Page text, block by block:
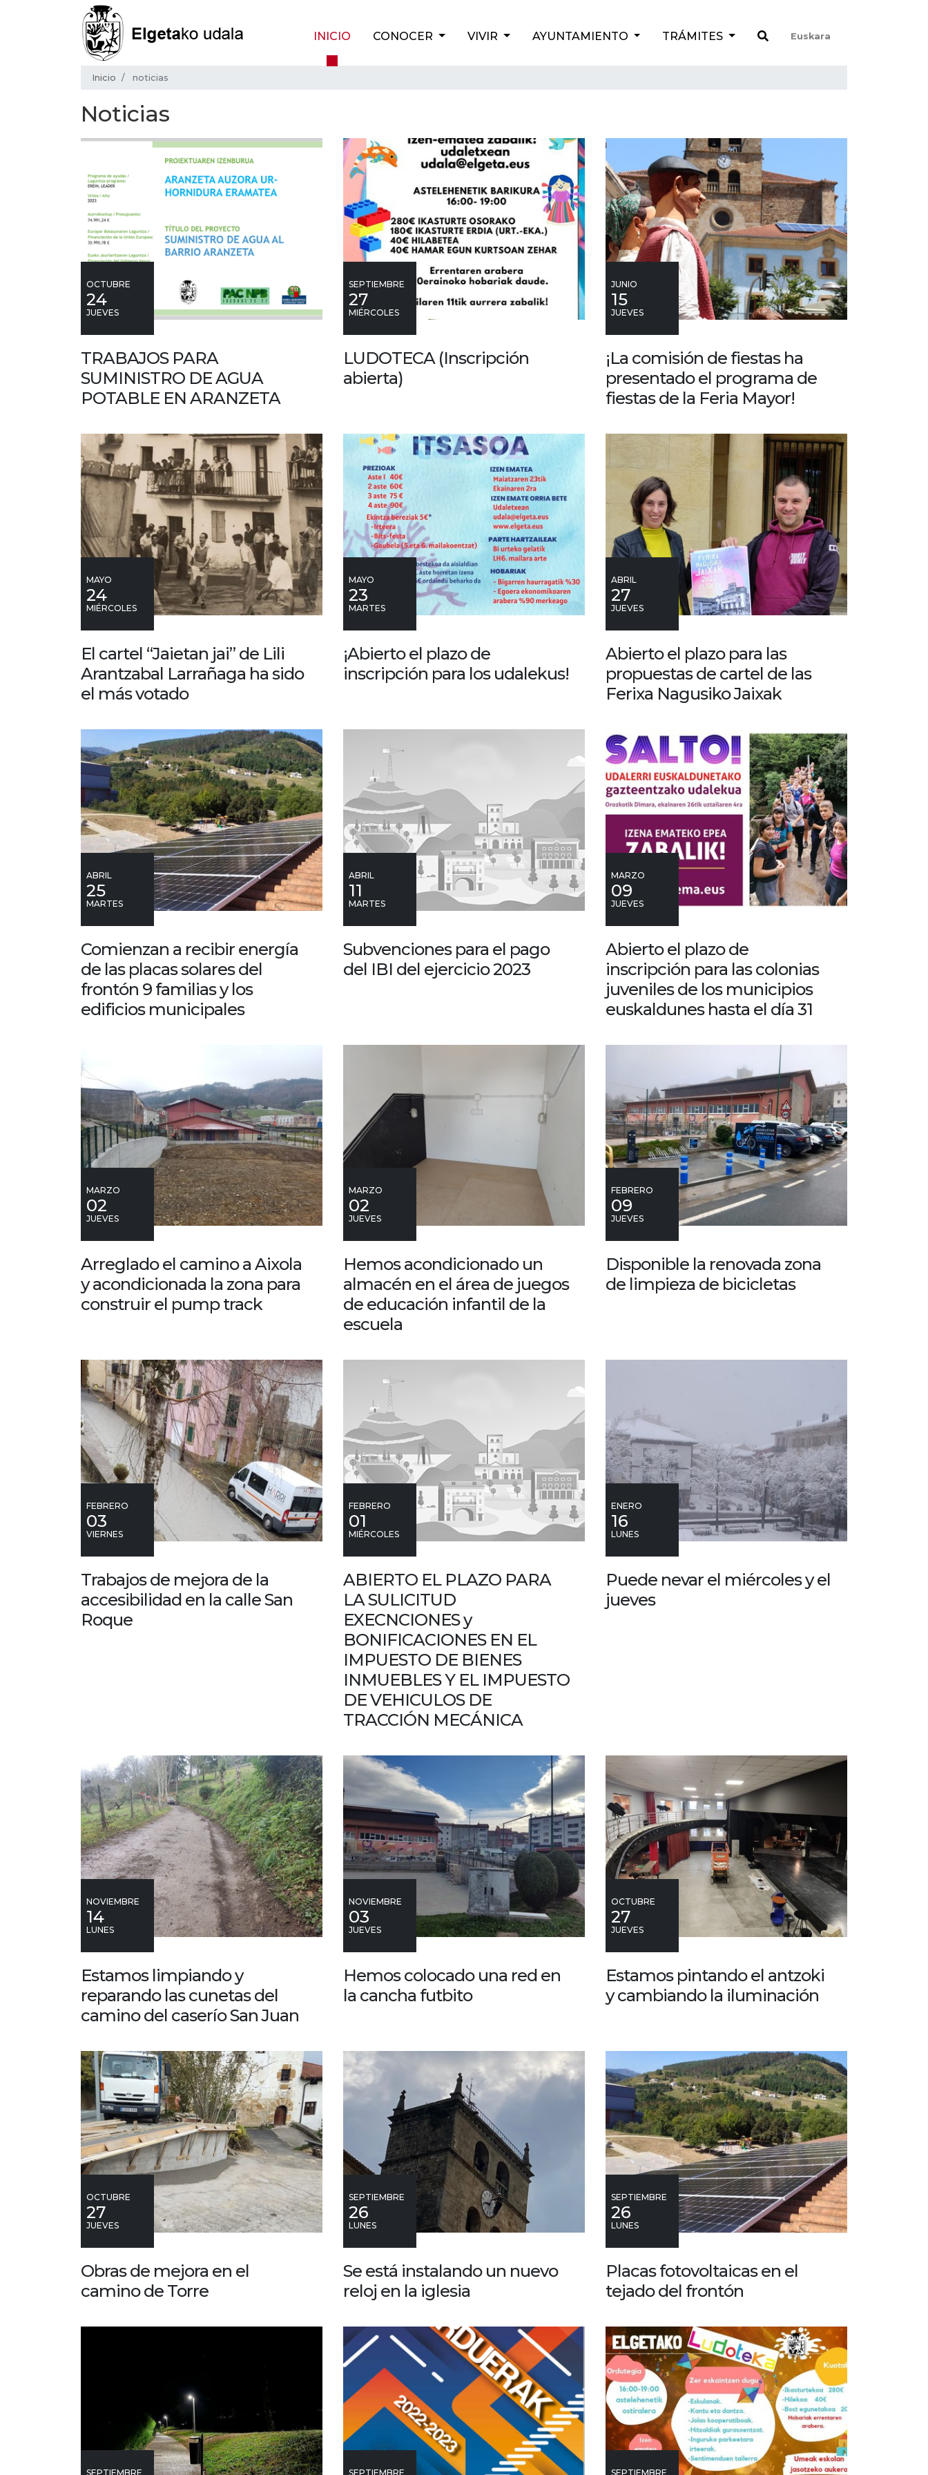
INICIO CONOCER VIVIR AYUNTAMIENTO TRÁMITES Euskara
Inicio noticias
Noticias
OCTUBRE
24
JUEVES
TRABAJOS PARA
SUMINISTRO DE AGUA
POTABLE EN ARANZETA
SEPTIEMBRE
27
MIÉRCOLES
LUDOTECA (Inscripción
abierta)
JUNIO
15
JUEVES
¡La comisión de fiestas ha
presentado el programa de
fiestas de la Feria Mayor!
MAYO
24
MIÉRCOLES
El cartel “Jaietan jai” de Lili
Arantzabal Larrañaga ha sido
el más votado
MAYO
23
MARTES
¡Abierto el plazo de
inscripción para los udalekus!
ABRIL
27
JUEVES
Abierto el plazo para las
propuestas de cartel de las
Ferixa Nagusiko Jaixak
ABRIL
25
MARTES
Comienzan a recibir energía
de las placas solares del
frontón 9 familias y los
edificios municipales
ABRIL
11
MARTES
Subvenciones para el pago
del IBI del ejercicio 2023
MARZO
09
JUEVES
Abierto el plazo de
inscripción para las colonias
juveniles de los municipios
euskaldunes hasta el día 31
MARZO
02
JUEVES
Arreglado el camino a Aixola
y acondicionada la zona para
construir el pump track
MARZO
02
JUEVES
Hemos acondicionado un
almacén en el área de juegos
de educación infantil de la
escuela
FEBRERO
09
JUEVES
Disponible la renovada zona
de limpieza de bicicletas
FEBRERO
03
VIERNES
Trabajos de mejora de la
accesibilidad en la calle San
Roque
FEBRERO
01
MIÉRCOLES
ABIERTO EL PLAZO PARA
LA SULICITUD
EXECNCIONES y
BONIFICACIONES EN EL
IMPUESTO DE BIENES
INMUEBLES Y EL IMPUESTO
DE VEHICULOS DE
TRACCIÓN MECÁNICA
ENERO
16
LUNES
Puede nevar el miércoles y el
jueves
NOVIEMBRE
14
LUNES
Estamos limpiando y
reparando las cunetas del
camino del caserío San Juan
NOVIEMBRE
03
JUEVES
Hemos colocado una red en
la cancha futbito
OCTUBRE
27
JUEVES
Estamos pintando el antzoki
y cambiando la iluminación
OCTUBRE
27
JUEVES
Obras de mejora en el
camino de Torre
SEPTIEMBRE
26
LUNES
Se está instalando un nuevo
reloj en la iglesia
SEPTIEMBRE
26
LUNES
Placas fotovoltaicas en el
tejado del frontón
SEPTIEMBRE SEPTIEMBRE SEPTIEMBRE